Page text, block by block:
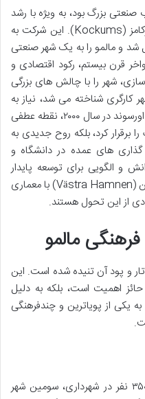
بزرگ بود، به ویژه با رشد
بندرگاه و شرکت کشتی سازی عظیم کوکامز (Kockums). این شرکت به
شد و مالمو را به یک شهر صنعتی
قرن بیستم، رکود اقتصادی و
شهر را با چالش های بزرگی
کارگری شناخته می شد، نیاز به
بازسازی هویت خود داشت. افتتاح پل اورسوند در سال ۲۰۰۰، نقطه عطفی
را برقرار کرد، بلکه روح جدیدی به
های عمده در دانشگاه و
و الگویی برای توسعه پایدار
تبدیل کرد. محله هایی مانند وسترا همنن (Västra Hamnen) با معماری
از این تحول هستند.
مالمو
و پود آن تنیده شده است. این
اهمیت است، بلکه به دلیل
یکی از پویاترین و چندفرهنگی
مالمو با جمعیتی بالغ بر بیش از ۳۵۰,۰۰۰ نفر در شهرداری، سومین شهر